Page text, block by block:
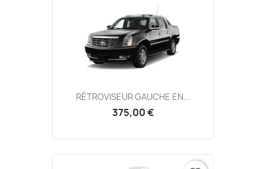
RÉTROVISEUR GAUCHE EN...
375,00 €